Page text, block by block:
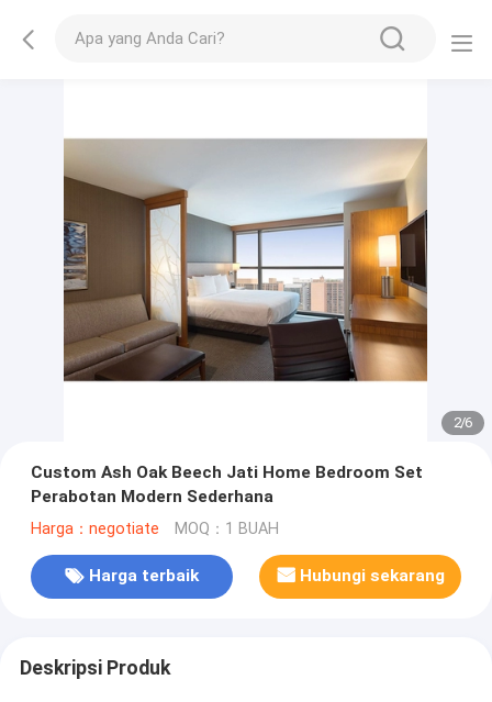
2/6
Custom Ash Oak Beech Jati Home Bedroom Set
Perabotan Modern Sederhana
Harga：negotiate MOQ：1 BUAH
Harga terbaik Hubungi sekarang
Deskripsi Produk